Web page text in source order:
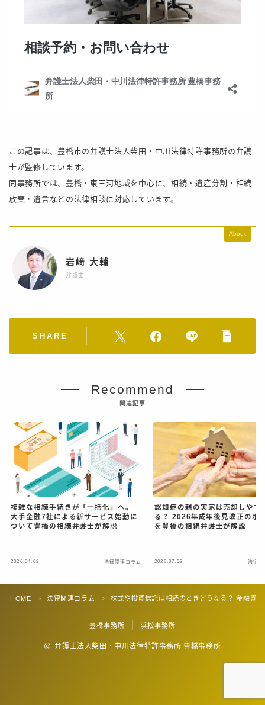
この記事は、豊橋市の弁護士法人柴田・中川法律特許事務所の弁護
士が監修しています。
同事務所では、豊橋・東三河地域を中心に、相続・遺産分割・相続
放棄・遺言などの法律相談に対応しています。
About
岩﨑 大輔
弁護士
SHARE
Recommend
関連記事
複雑な相続手続きが「一括化」へ。
大手金融7社による新サービス始動に
ついて豊橋の相続弁護士が解説
2026.04.08 法律関連コラム
認知症の親の実家は売却しやす
る？ 2026年成年後見改正のポ
を豊橋の相続弁護士が解説
2026.07.03 法律関
HOME ＞ 法律関連コラム ＞ 株式や投資信託は相続のときどうなる？ 金融資
豊橋事務所 浜松事務所
弁護士法人柴田・中川法律特許事務所 豊橋事務所